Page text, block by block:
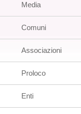
Media
Comuni
Associazioni
Proloco
Enti